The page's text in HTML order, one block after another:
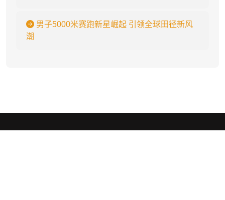
男子5000米赛跑新星崛起 引领全球田径新风
潮